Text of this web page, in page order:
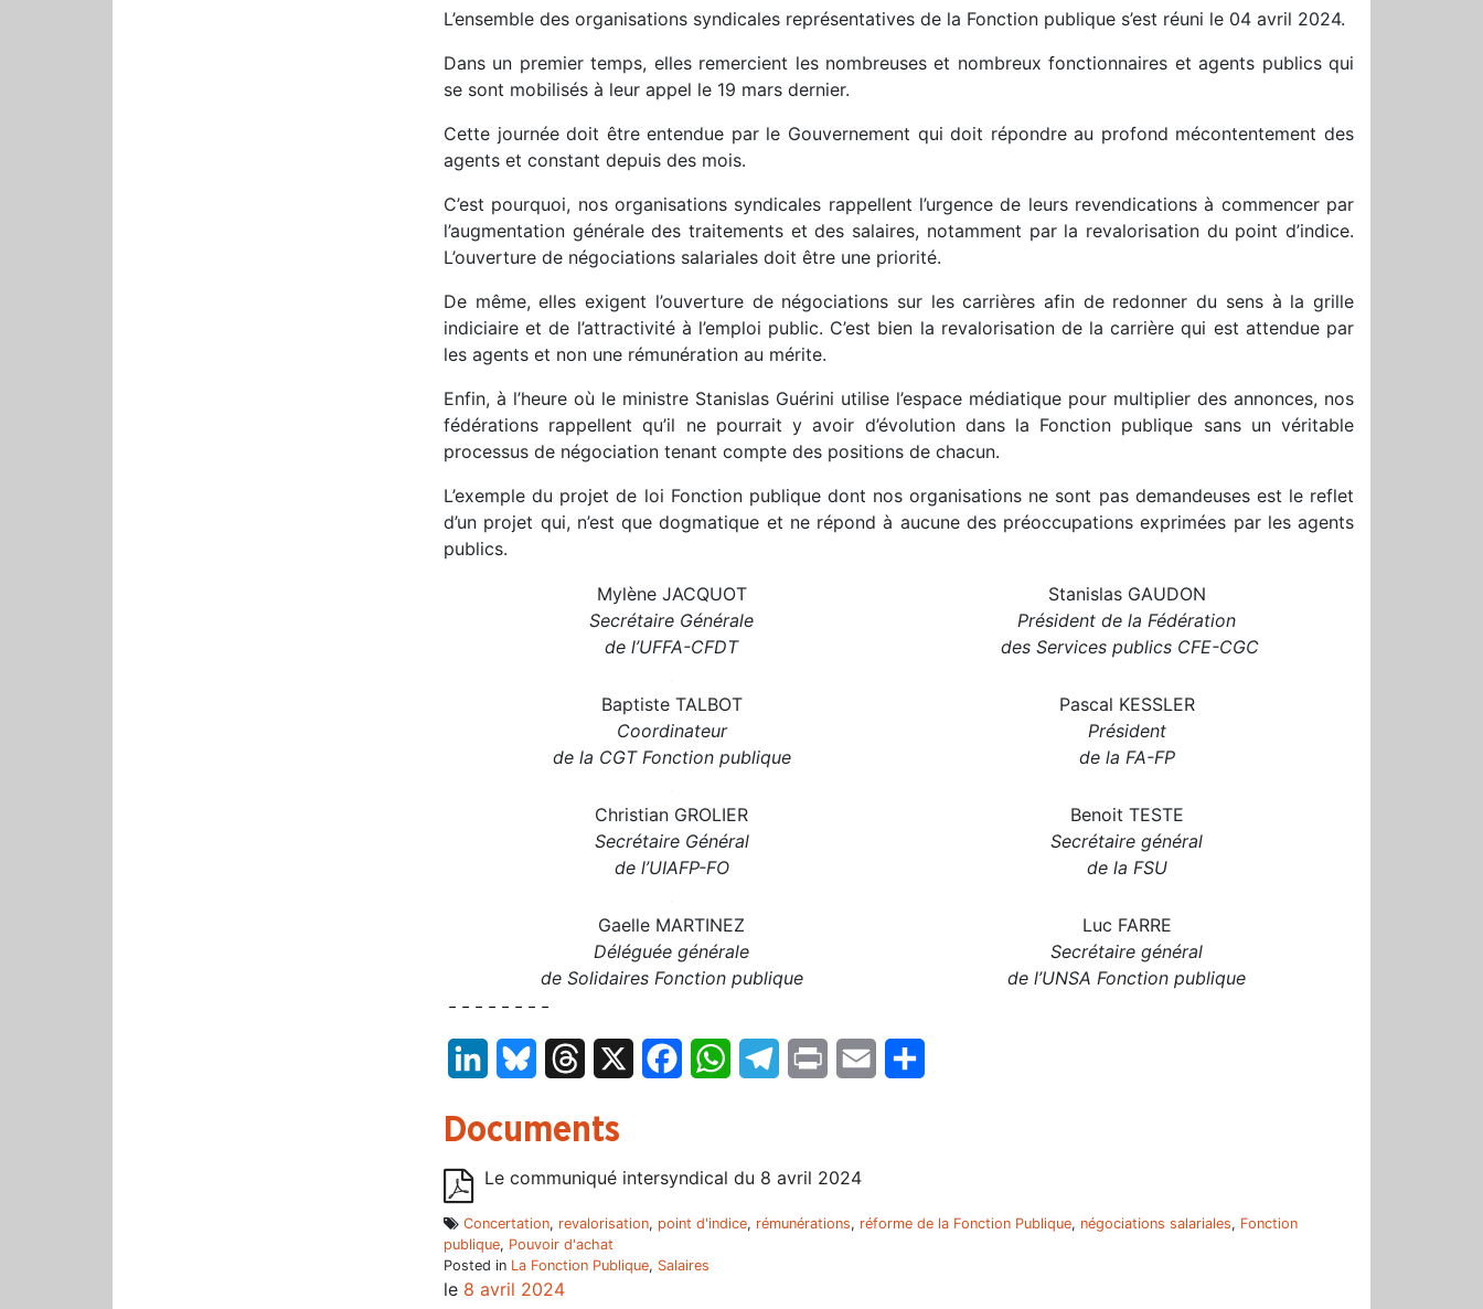
L’ensemble des organisations syndicales représentatives de la Fonction publique s’est réuni le 04 avril 2024.
Dans un premier temps, elles remercient les nombreuses et nombreux fonctionnaires et agents publics qui
se sont mobilisés à leur appel le 19 mars dernier.
Cette journée doit être entendue par le Gouvernement qui doit répondre au profond mécontentement des
agents et constant depuis des mois.
C’est pourquoi, nos organisations syndicales rappellent l’urgence de leurs revendications à commencer par
l’augmentation générale des traitements et des salaires, notamment par la revalorisation du point d’indice.
L’ouverture de négociations salariales doit être une priorité.
De même, elles exigent l’ouverture de négociations sur les carrières afin de redonner du sens à la grille
indiciaire et de l’attractivité à l’emploi public. C’est bien la revalorisation de la carrière qui est attendue par
les agents et non une rémunération au mérite.
Enfin, à l’heure où le ministre Stanislas Guérini utilise l’espace médiatique pour multiplier des annonces, nos
fédérations rappellent qu’il ne pourrait y avoir d’évolution dans la Fonction publique sans un véritable
processus de négociation tenant compte des positions de chacun.
L’exemple du projet de loi Fonction publique dont nos organisations ne sont pas demandeuses est le reflet
d’un projet qui, n’est que dogmatique et ne répond à aucune des préoccupations exprimées par les agents
publics.
Mylène JACQUOT
Secrétaire Générale
de l’UFFA-CFDT
Stanislas GAUDON
Président de la Fédération
des Services publics CFE-CGC
Baptiste TALBOT
Coordinateur
de la CGT Fonction publique
Pascal KESSLER
Président
de la FA-FP
Christian GROLIER
Secrétaire Général
de l’UIAFP-FO
Benoit TESTE
Secrétaire général
de la FSU
Gaelle MARTINEZ
Déléguée générale
de Solidaires Fonction publique
Luc FARRE
Secrétaire général
de l’UNSA Fonction publique
– – – – – – – –
LinkedInBluesky Threads FacebookWhatsAppTelegram
Print Email
Documents
Le communiqué intersyndical du 8 avril 2024
Concertation, revalorisation, point d'indice, rémunérations, réforme de la Fonction Publique, négociations salariales, Fonction
publique, Pouvoir d'achat
Posted in La Fonction Publique, Salaires
le 8 avril 2024